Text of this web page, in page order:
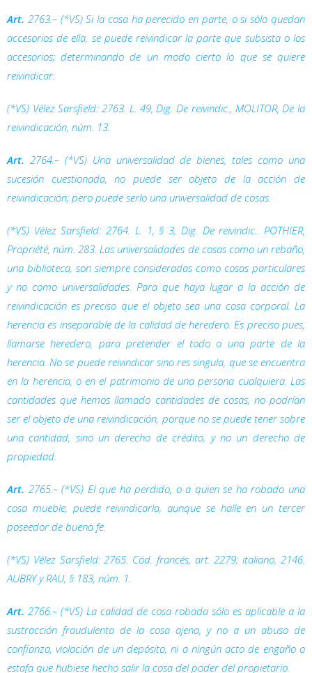
Art. 2763.– (*VS) Si la cosa ha perecido en parte, o si sólo quedan
accesorios de ella, se puede reivindicar la parte que subsista o los
accesorios; determinando de un modo cierto lo que se quiere
reivindicar.
(*VS) Vélez Sarsfield: 2763. L. 49, Dig. De reivindic., MOLITOR, De la
reivindicación, núm. 13.
Art. 2764.– (*VS) Una universalidad de bienes, tales como una
sucesión cuestionada, no puede ser objeto de la acción de
reivindicación; pero puede serlo una universalidad de cosas.
(*VS) Vélez Sarsfield: 2764. L. 1, § 3, Dig. De reivindic.. POTHIER,
Propriété, núm. 283. Las universalidades de cosas como un rebaño,
una biblioteca, son siempre consideradas como cosas particulares
y no como universalidades. Para que haya lugar a la acción de
reivindicación es preciso que el objeto sea una cosa corporal. La
herencia es inseparable de la calidad de heredero. Es preciso pues,
llamarse heredero, para pretender el todo o una parte de la
herencia. No se puede reivindicar sinores singula, que se encuentra
en la herencia, o en el patrimonio de una persona cualquiera. Las
cantidades que hemos llamado cantidades de cosas, no podrían
ser el objeto de una reivindicación, porque no se puede tener sobre
una cantidad, sino un derecho de crédito, y no un derecho de
propiedad.
Art. 2765.– (*VS) El que ha perdido, o a quien se ha robado una
cosa mueble, puede reivindicarla, aunque se halle en un tercer
poseedor de buena fe.
(*VS) Vélez Sarsfield: 2765. Cód. francés, art. 2279; italiano, 2146.
AUBRY y RAU, § 183, núm. 1.
Art. 2766.– (*VS) La calidad de cosa robada sólo es aplicable a la
sustracción fraudulenta de la cosa ajena, y no a un abuso de
confianza, violación de un depósito, ni a ningún acto de engaño o
estafa que hubiese hecho salir la cosa del poder del propietario.